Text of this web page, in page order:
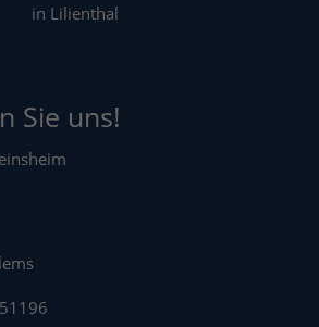
in Lilienthal
Sie uns!